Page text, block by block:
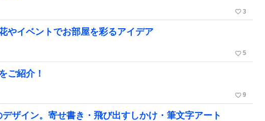
favorite_border 3
やイベントでお部屋を彩るアイデア
favorite_border 5
ご紹介！
favorite_border 9
ザイン。寄せ書き・飛び出すしかけ・筆文字アート